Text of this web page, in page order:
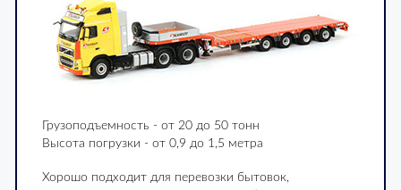
Грузоподъемность - от 20 до 50 тонн
Высота погрузки - от 0,9 до 1,5 метра
Хорошо подходит для перевозки бытовок,